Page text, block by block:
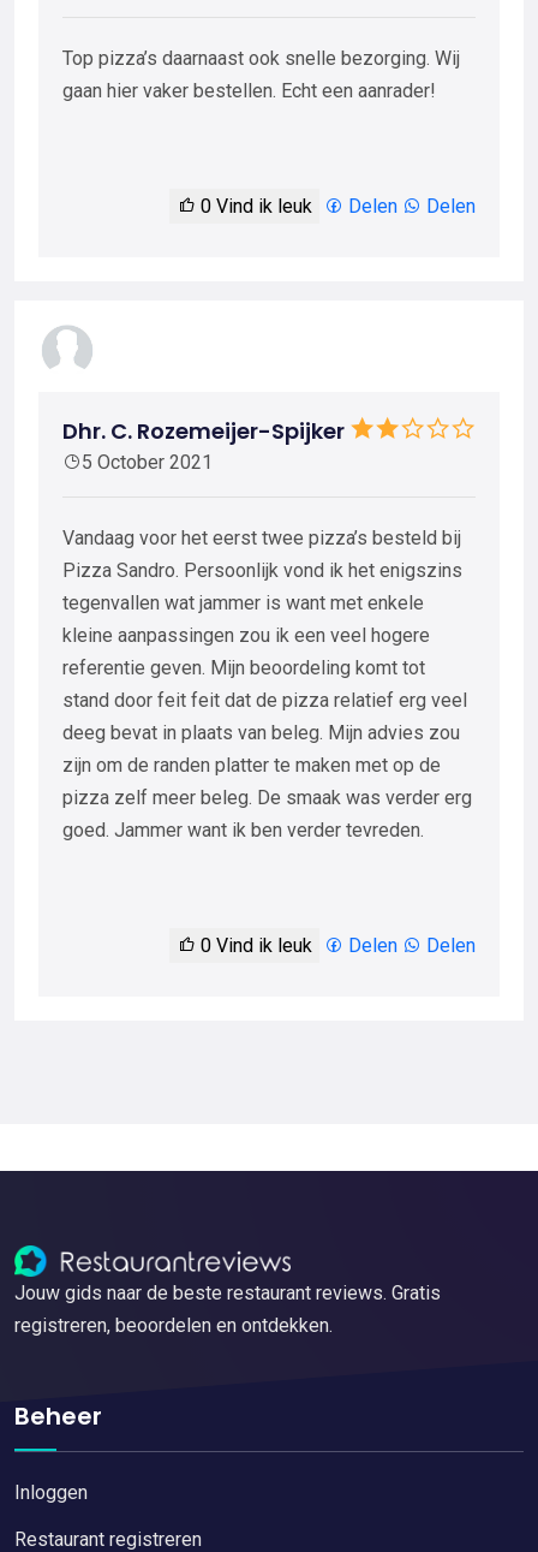
Top pizza’s daarnaast ook snelle bezorging. Wij
gaan hier vaker bestellen. Echt een aanrader!
0 Vind ik leuk Delen Delen
Dhr. C. Rozemeijer-Spijker
5 October 2021
Vandaag voor het eerst twee pizza’s besteld bij
Pizza Sandro. Persoonlijk vond ik het enigszins
tegenvallen wat jammer is want met enkele
kleine aanpassingen zou ik een veel hogere
referentie geven. Mijn beoordeling komt tot
stand door feit feit dat de pizza relatief erg veel
deeg bevat in plaats van beleg. Mijn advies zou
zijn om de randen platter te maken met op de
pizza zelf meer beleg. De smaak was verder erg
goed. Jammer want ik ben verder tevreden.
0 Vind ik leuk Delen Delen
Jouw gids naar de beste restaurant reviews. Gratis
registreren, beoordelen en ontdekken.
Beheer
Inloggen
Restaurant registreren